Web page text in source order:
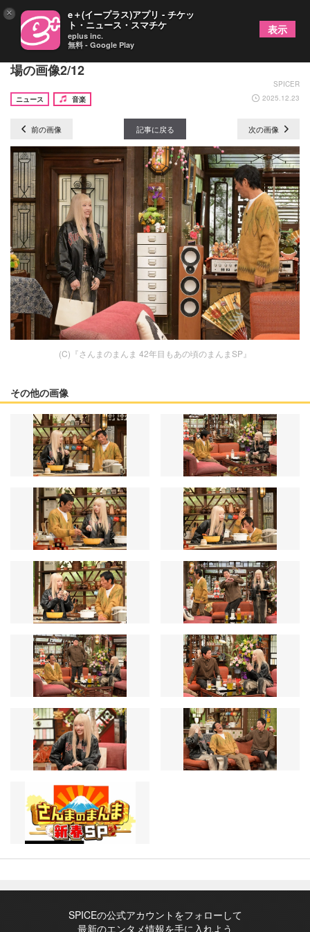
ちゃんみな、『さんまのまんま 新春SP』に初登
場の画像2/12
SPICER
ニュース
音楽 2025.12.23
前の画像 記事に戻る 次の画像
(C)『さんまのまんま 42年目もあの頃のまんまSP』
その他の画像
SPICEの公式アカウントをフォローして
最新のエンタメ情報を手に入れよう
× e＋(イープラス)アプリ - チケッ
ト・ニュース・スマチケ
eplus inc.
無料 - Google Play
表示